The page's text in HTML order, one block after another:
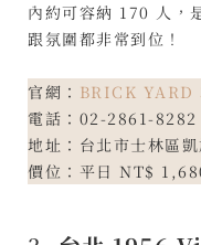
內約可容納 170 人，
跟氛圍都非常到位！
官網： BRICK YARD
電話：02-2861-8282
地址：台北市士林區
價位：平日 NT$